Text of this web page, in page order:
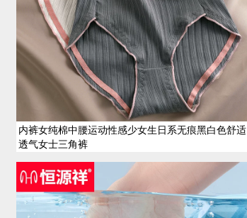
内裤女纯棉中腰运动性感少女生日系无痕黑白色舒适
透气女士三角裤